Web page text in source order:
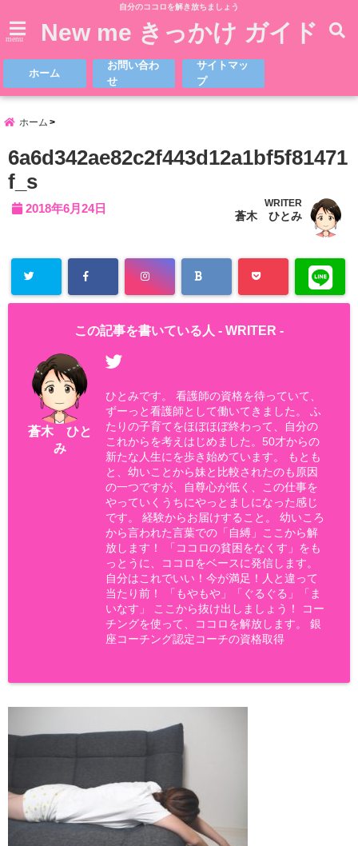
自分のココロを解き放ちましょう
menu New me きっかけ ガイド
ホーム
お問い合わ
せ
サイトマッ
プ
ホーム
6a6d342ae82c2f443d12a1bf5f81471
f_s
2018年6月24日 WRITER
蒼木 ひとみ
この記事を書いている人 - WRITER -
蒼木 ひと
み
ひとみです。 看護師の資格を待っていて、
ずーっと看護師として働いてきました。 ふ
たりの子育てをほぼほぼ終わって、自分の
これからを考えはじめました。50才からの
新たな人生にを歩き始めています。 もとも
と、幼いことから妹と比較されたのも原因
の一つですが、自尊心が低く、この仕事を
やっていくうちにやっとましになった感じ
です。 経験からお届けすること。 幼いころ
から言われた言葉での「自縛」ここから解
放します！ 「ココロの貧困をなくす」をも
っとうに、ココロをベースに発信します。
自分はこれでいい！今が満足！人と違って
当たり前！ 「もやもや」「ぐるぐる」「ま
いなす」 ここから抜け出しましょう！ コー
チングを使って、ココロを解放します。 銀
座コーチング認定コーチの資格取得